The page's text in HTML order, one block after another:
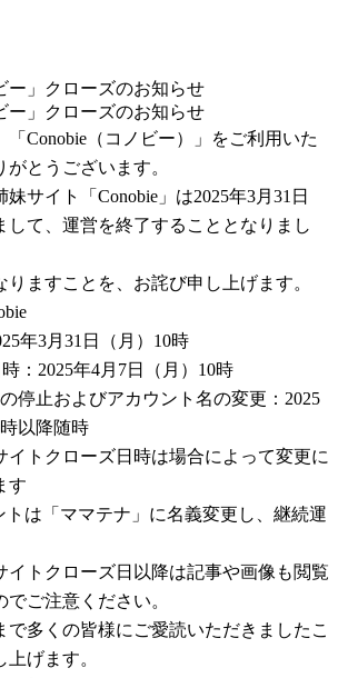
ー」クローズのお知らせ
ー」クローズのお知らせ
「Conobie（コノビー）」をご利用いた
とうございます。
サイト「Conobie」は2025年3月31日
して、運営を終了することとなりまし
ますことを、お詫び申し上げます。
年3月31日（月）10時
：2025年4月7日（月）10時
停止およびアカウント名の変更：2025
以降随時
トクローズ日時は場合によって変更に
す
は「ママテナ」に名義変更し、継続運
イトクローズ日以降は記事や画像も閲覧
ご注意ください。
で多くの皆様にご愛読いただきましたこ
げます。